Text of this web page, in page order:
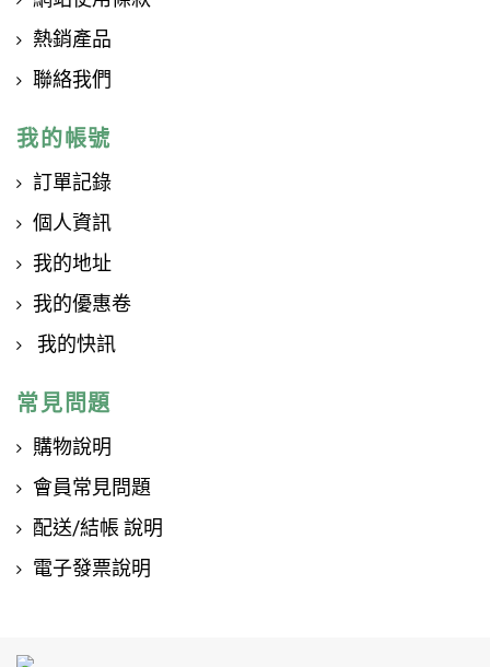
熱銷產品
聯絡我們
我的帳號
訂單記錄
個人資訊
我的地址
我的優惠卷
我的快訊
常見問題
購物說明
會員常見問題
配送/結帳 說明
電子發票說明